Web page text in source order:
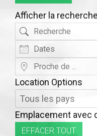
résultats
recherche
Afficher la
Recherche
Dates
Proche
Location Options
Emplacement avec
EFFACER TOUT